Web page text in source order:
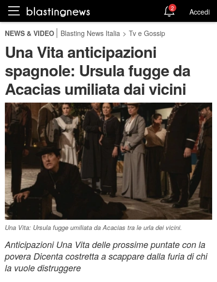
2 Accedi
NEWS & VIDEO Blasting News Italia > Tv e Gossip
Una Vita anticipazioni
spagnole: Ursula fugge da
Acacias umiliata dai vicini
Una Vita: Ursula fugge umiliata da Acacias tra le urla dei vicini.
Anticipazioni Una Vita delle prossime puntate con la
povera Dicenta costretta a scappare dalla furia di chi
la vuole distruggere